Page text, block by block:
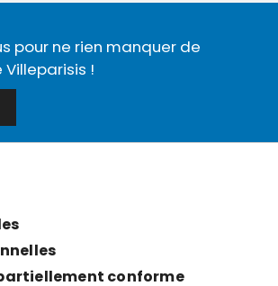
pour ne rien manquer de
!
conforme